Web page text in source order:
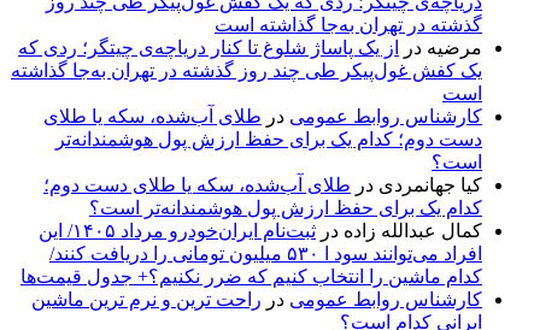
گذشته در تهران به‌جا گذاشته است
مرضیه در
از یک پاساژ شلوغ تا کنار دریاچه‌ی چیتگر؛ ردی که
یک کفش غول‌پیکر طی چند روز گذشته در تهران به‌جا گذاشته
است
کارشناس روابط عمومی در طلای آب‌شده، سکه یا طلای
دست دوم؛ کدام یک برای حفظ ارزش پول هوشمندانه‌تر
است؟
کیا جهانمردی در طلای آب‌شده، سکه یا طلای دست دوم؛
کدام یک برای حفظ ارزش پول هوشمندانه‌تر است؟
کمال عبدالله زاده در
ثبت‌نام ایران‌خودرو مرداد ۱۴۰۵/ این
افراد می‌توانند سود ا ۵۳۰ میلیون تومانی را دریافت کنند/
کدام ماشین را انتخاب کنیم که ضرر نکنیم؟+ جدول قیمت‌ها
کارشناس روابط عمومی در راحت ترین و نرم ترین ماشین
ایرانی کدام است؟